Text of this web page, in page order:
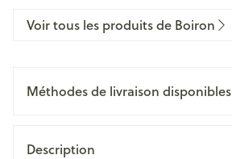
Voir tous les produits de Boiron
Méthodes de livraison disponibles
Description